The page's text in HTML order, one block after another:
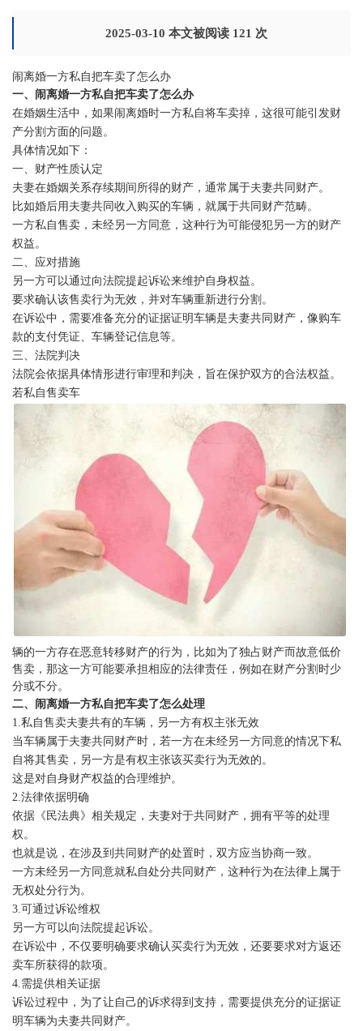
2
2025-03-10 本文被阅读 121 次
闹离婚一方私自把车卖了怎么办
一、闹离婚一方私自把车卖了怎么办
在婚姻生活中，如果闹离婚时一方私自将车卖掉，这很可能引发财
产分割方面的问题。
具体情况如下：
一、财产性质认定
夫妻在婚姻关系存续期间所得的财产，通常属于夫妻共同财产。
比如婚后用夫妻共同收入购买的车辆，就属于共同财产范畴。
一方私自售卖，未经另一方同意，这种行为可能侵犯另一方的财产
权益。
二、应对措施
另一方可以通过向法院提起诉讼来维护自身权益。
要求确认该售卖行为无效，并对车辆重新进行分割。
在诉讼中，需要准备充分的证据证明车辆是夫妻共同财产，像购车
款的支付凭证、车辆登记信息等。
三、法院判决
法院会依据具体情形进行审理和判决，旨在保护双方的合法权益。
若私自售卖车
辆的一方存在恶意转移财产的行为，比如为了独占财产而故意低价
售卖，那这一方可能要承担相应的法律责任，例如在财产分割时少
分或不分。
二、闹离婚一方私自把车卖了怎么处理
1.私自售卖夫妻共有的车辆，另一方有权主张无效
当车辆属于夫妻共同财产时，若一方在未经另一方同意的情况下私
自将其售卖，另一方是有权主张该买卖行为无效的。
这是对自身财产权益的合理维护。
2.法律依据明确
依据《民法典》相关规定，夫妻对于共同财产，拥有平等的处理
权。
也就是说，在涉及到共同财产的处置时，双方应当协商一致。
一方未经另一方同意就私自处分共同财产，这种行为在法律上属于
无权处分行为。
3.可通过诉讼维权
另一方可以向法院提起诉讼。
在诉讼中，不仅要明确要求确认买卖行为无效，还要要求对方返还
卖车所获得的款项。
4.需提供相关证据
诉讼过程中，为了让自己的诉求得到支持，需要提供充分的证据证
明车辆为夫妻共同财产。